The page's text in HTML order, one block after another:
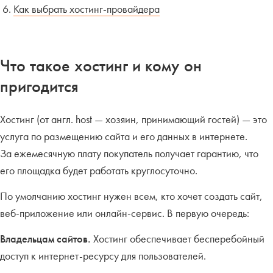
Как выбрать хостинг-провайдера
Что такое хостинг и кому он
пригодится
Хостинг (от англ. host — хозяин, принимающий гостей) — это
услуга по размещению сайта и его данных в интернете.
За ежемесячную плату покупатель получает гарантию, что
его площадка будет работать круглосуточно.
По умолчанию хостинг нужен всем, кто хочет создать сайт,
веб-приложение или онлайн-сервис. В первую очередь:
Владельцам сайтов. Хостинг обеспечивает бесперебойный
доступ к интернет-ресурсу для пользователей.